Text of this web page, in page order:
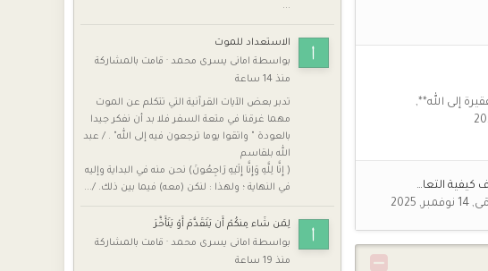
14 نوفمبر 2:17 م
إلى الله**
كيفية التعا…
14 نوفمبر, 2025
...
الاستعداد للموت
بواسطة امانى يسرى محمد · قامت بالمشاركة
منذ 14 ساعة
تدبر بعض الآيات القرآنية التي تتكلم عن الموت
مهما غرقنا في متعة السفر فلا بد أن نفكر جيدا
بالعودة " واتقوا يوما ترجعون فيه إلى الله" . / عبد
الله بلقاسم
( إِنَّا لِلَّهِ وَإِنَّا إِلَيْهِ رَاجِعُونَ) نحن منه في البداية وإليه
في النهاية ؛ ولهذا : لنكن (معه) فيما بين ذلك. /...
لِمَن شَاء مِنكُمْ أَن يَتَقَدَّمَ أَوْ يَتَأَخَّرَ
بواسطة امانى يسرى محمد · قامت بالمشاركة
منذ 19 ساعة